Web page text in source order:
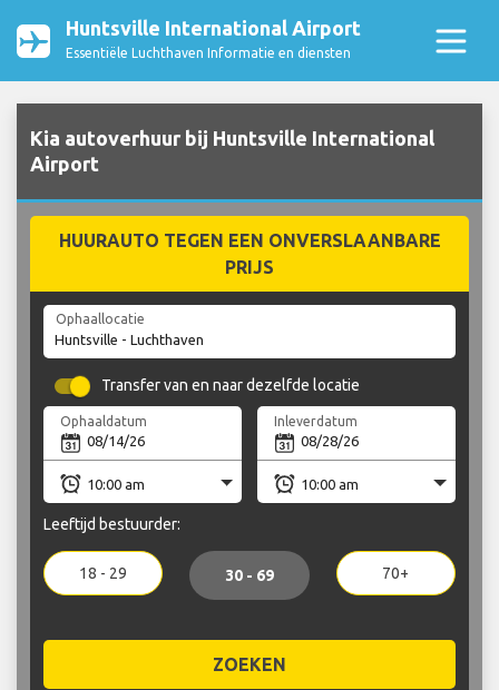
Huntsville International Airport
Essentiële Luchthaven Informatie en diensten
Kia autoverhuur bij Huntsville International
Airport
HUURAUTO TEGEN EEN ONVERSLAANBARE
PRIJS
Ophaallocatie
Transfer van en naar dezelfde locatie
Ophaaldatum Inleverdatum
Leeftijd bestuurder:
18 - 29 30 - 69 70+
ZOEKEN